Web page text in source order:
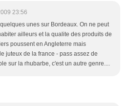
23:56
unes sur Bordeaux. On ne peut
ailleurs et la qualite des produits de
poussent en Angleterre mais
juteux de la france - pass assez de
sur la rhubarbe, c'est un autre genre....